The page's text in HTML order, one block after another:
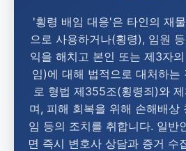
'횡령 배임 대응'은 타인의 재
으로 사용하거나(횡령), 임원
익을 해치고 본인 또는 제3자
임)에 대해 법적으로 대처하는
로 형법 제355조(횡령죄)와
며, 피해 회복을 위해 손해배상
임 등의 조치를 취합니다. 일반
면 즉시 변호사 상담과 증거 수